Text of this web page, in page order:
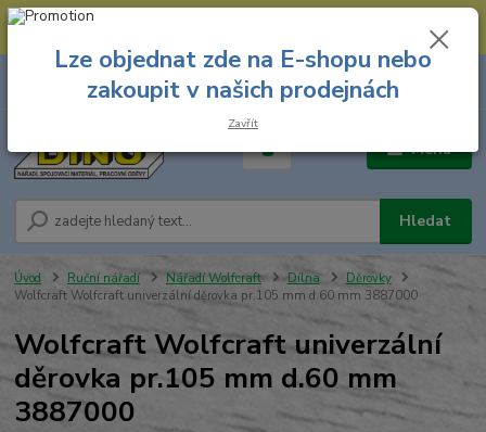
--- Spojovací materiál: 774 431 045 --- Prodejna nářadí: 731 449 423 --
Menu
Hledat
8.00 hod. - 16.00 hod.
za
Úvod Ruční nářadí Nářadí Wolfcraft Dílna
Děrovky
Wolfcraft Wolfcraft univerzální děrovka pr.105 mm d.60 mm 3887000
Wolfcraft Wolfcraft univerzální
děrovka pr.105 mm d.60 mm
3887000
Lze objednat zde na E-shopu nebo
zakoupit v našich prodejnách
Zavřít